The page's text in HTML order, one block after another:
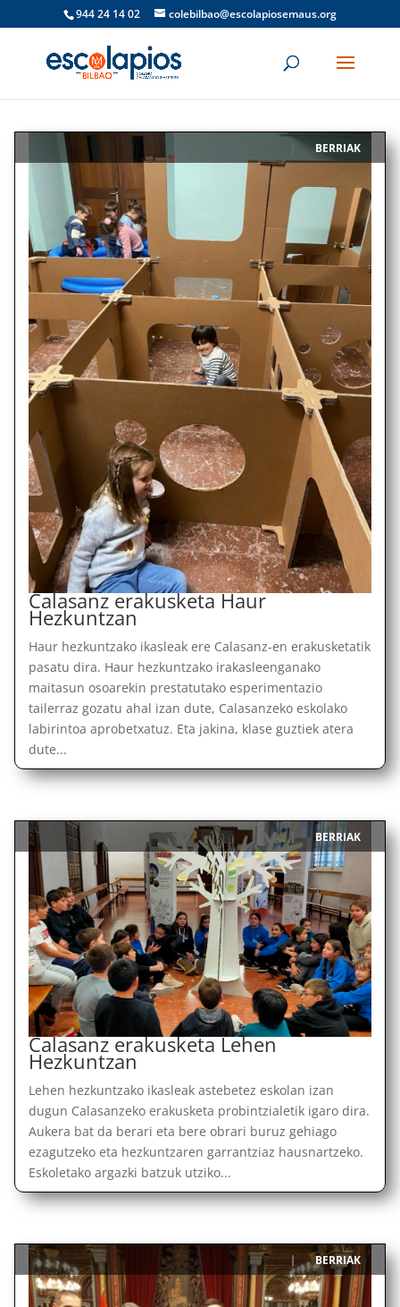
944 24 14 02 colebilbao@escolapiosemaus.org
Calasanz erakusketa Haur
Hezkuntzan
BERRIAK
Haur hezkuntzako ikasleak ere Calasanz-en erakusketatik
pasatu dira. Haur hezkuntzako irakasleenganako
maitasun osoarekin prestatutako esperimentazio
tailerraz gozatu ahal izan dute, Calasanzeko eskolako
labirintoa aprobetxatuz. Eta jakina, klase guztiek atera
dute...
Calasanz erakusketa Lehen
Hezkuntzan
| BERRIAK
Lehen hezkuntzako ikasleak astebetez eskolan izan
dugun Calasanzeko erakusketa probintzialetik igaro dira.
Aukera bat da berari eta bere obrari buruz gehiago
ezagutzeko eta hezkuntzaren garrantziaz hausnartzeko.
Eskoletako argazki batzuk utziko...
| BERRIAK